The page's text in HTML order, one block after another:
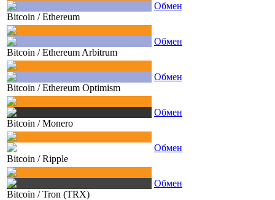
Bitcoin /Ethereum
Обмен
Bitcoin /Ethereum Arbitrum
Обмен
Bitcoin /Ethereum Optimism
Обмен
Bitcoin /Monero
Обмен
Bitcoin /Ripple
Обмен
Bitcoin /Tron (TRX)
Обмен